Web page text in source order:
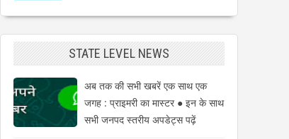
STATE LEVEL NEWS
अब तक की सभी खबरें एक साथ एक
जगह : प्राइमरी का मास्टर ● इन के साथ
सभी जनपद स्तरीय अपडेट्स पढ़ें